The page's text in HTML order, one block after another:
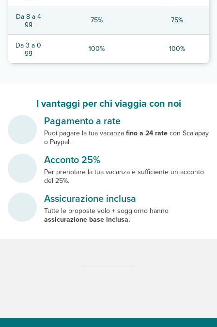
Da 8 a 4
gg 75% 75%
Da 3 a 0
gg 100% 100%
I vantaggi per chi viaggia con noi
Pagamento a rate
Puoi pagare la tua vacanzafino a 24 ratecon Scalapay
o Paypal.
Acconto 25%
Per prenotare la tua vacanza è sufficiente un acconto
del 25%.
Assicurazione inclusa
Tutte le proposte volo + soggiorno hanno
assicurazione base inclusa.